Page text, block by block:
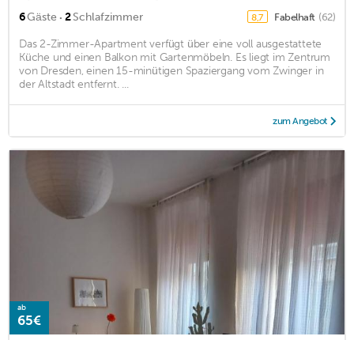
6Gäste · 2Schlafzimmer 8,7 Fabelhaft (62)
Das 2-Zimmer-Apartment verfügt über eine voll ausgestattete
Küche und einen Balkon mit Gartenmöbeln. Es liegt im Zentrum
von Dresden, einen 15-minütigen Spaziergang vom Zwinger in
der Altstadt entfernt. ...
zum Angebot
ab
65€